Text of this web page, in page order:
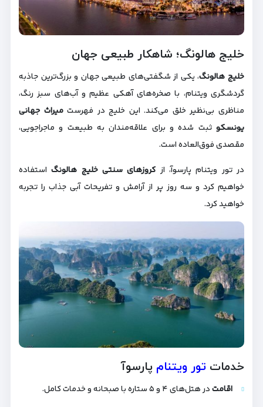
خلیج هالونگ؛ شاهکار طبیعی جهان
خلیج هالونگ، یکی از شگفتی‌های طبیعی جهان و بزرگ‌ترین جاذبه
گردشگری ویتنام، با صخره‌های آهکی عظیم و آب‌های سبز رنگ،
مناظری بی‌نظیر خلق می‌کند. این خلیج در فهرستمیراث جهانی
یونسکو ثبت شده و برای علاقه‌مندان به طبیعت و ماجراجویی،
مقصدی فوق‌العاده است.
در تور ویتنام پارسوآ، از کروزهای سنتی خلیج هالونگاستفاده
خواهیم کرد و سه روز پر از آرامش و تفریحات آبی جذاب را تجربه
خواهید کرد.
خدمات تور ویتنام پارسوآ
اقامتدر هتل‌های ۴ و ۵ ستاره با صبحانه و خدمات کامل.